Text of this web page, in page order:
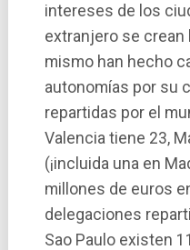
intereses de los
extranjero se crean
mismo han hecho
autonomí­as por su
repartidas por el
Valencia tiene 23,
(¡incluida una en
millones de euros
delegaciones
Sao Paulo existen